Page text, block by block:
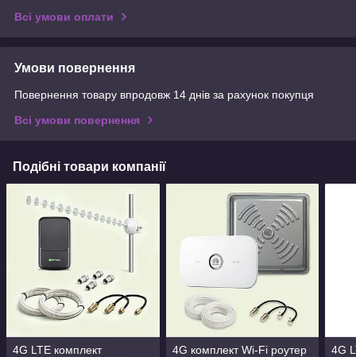
Всі умови оплати
Умови повернення
Повернення товару впродовж 14 днів за рахунок покупця
Всі умови повернення
Подібні товари компанії
4G LTE комплект
4G комплект Wi-Fi роутер
4G